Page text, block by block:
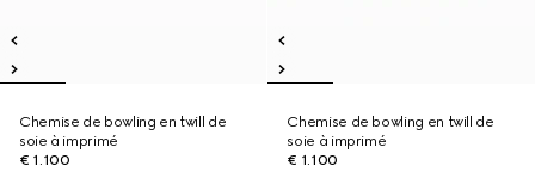
Chemise de bowling en twill de
soie à imprimé
€ 1.100
Chemise de bowling en twill de
soie à imprimé
€ 1.100